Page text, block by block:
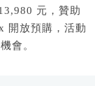
元，贊助
開放預購，活動
會。